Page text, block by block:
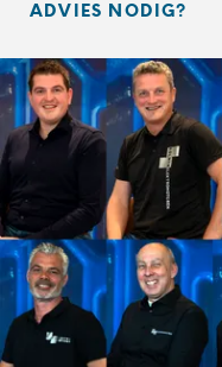
ADVIES NODIG?